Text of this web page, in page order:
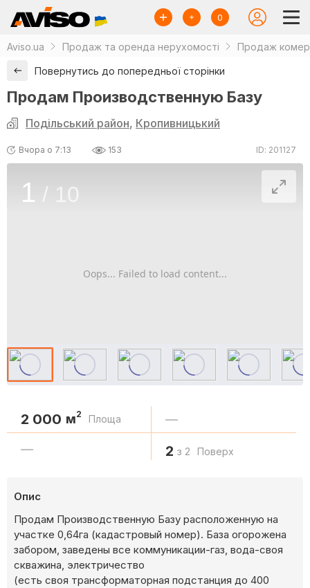
0
Aviso.ua Продаж та оренда нерухомості Продаж
Повернутись до попередньої сторінки
Продам Производственную Базу
Подільський район, Кропивницький
Вчора о 7:13 153 ID: 201127
Oops... Failed to load content...
1 / 10
2 000 м2 Площа —
— 2 з 2 Поверх
Опис
Продам Производственную Базу расположенную на
участке 0,64га (кадастровый номер). База огорожена
забором, заведены все коммуникации-газ, вода-своя
скважина, электричество
(есть своя трансформаторная подстанция до 400